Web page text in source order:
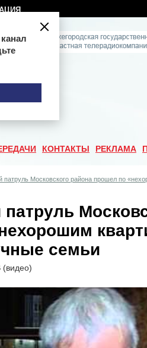
КОНТАКТЫ РЕКЛАМА
патруль Московского района прошел по
семьи